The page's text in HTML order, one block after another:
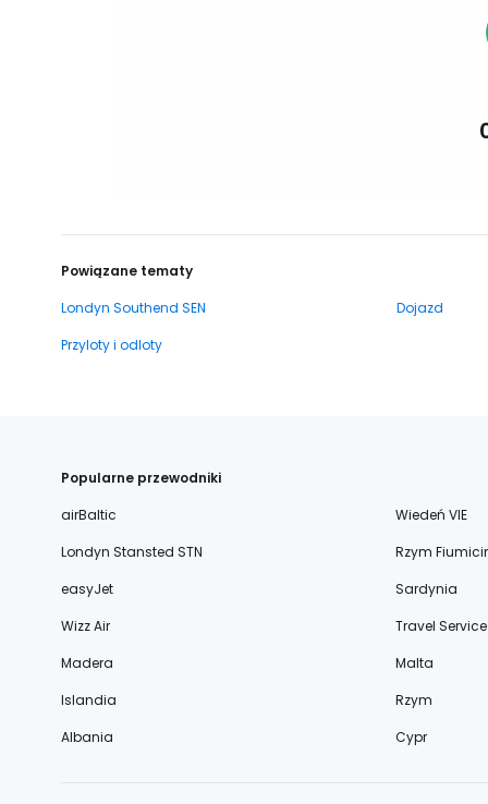
Powiązane tematy
Londyn Southend SEN
Dojazd
Przyloty i odloty
Popularne przewodniki
airBaltic
Wiedeń VIE
Londyn Stansted STN
Rzym
easyJet
Sardynia
Wizz Air
Travel Service
Madera
Malta
Islandia
Rzym
Albania
Cypr